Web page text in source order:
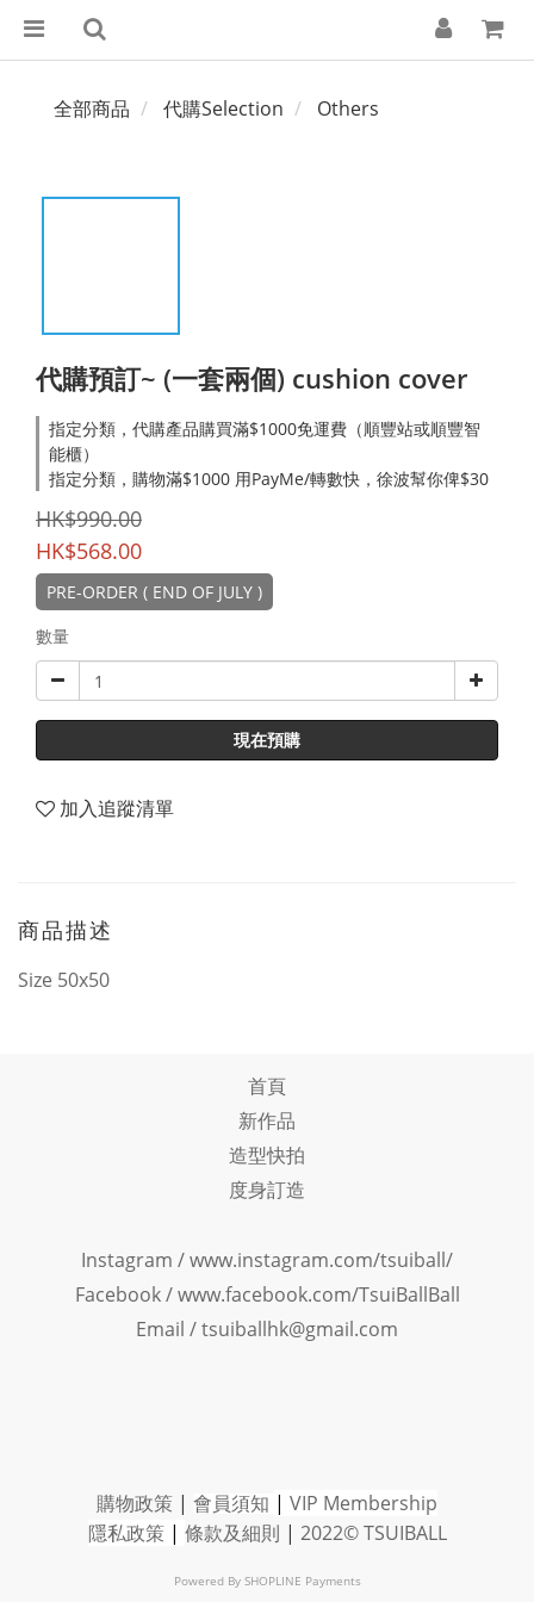
全部商品 代購Selection Others
代購預訂~ (一套兩個) cushion cover
指定分類，代購產品購買滿$1000免運費（順豐站或順豐智
能櫃）
指定分類，購物滿$1000 用PayMe/轉數快，徐波幫你俾$30
HK$990.00
HK$568.00
PRE-ORDER ( END OF JULY )
數量
現在預購
加入追蹤清單
商品描述
Size 50x50
首頁
新作品
造型快拍
度身訂造
Instagram /www.instagram.com/tsuiball/
Facebook/www.facebook.com/TsuiBallBall
Email / tsuiballhk@gmail.com
購物政策 | 會員須知 | VIP Membership
隱私政策 | 條款及細則 | 2022© TSUIBALL
Powered By SHOPLINE Payments